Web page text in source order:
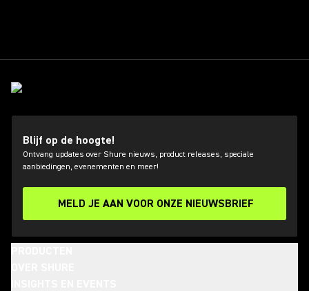
Blijf op de hoogte!
Ontvang updates over Shure nieuws, product releases, speciale
aanbiedingen, evenementen en meer!
MELD JE AAN VOOR ONZE NIEUWSBRIEF